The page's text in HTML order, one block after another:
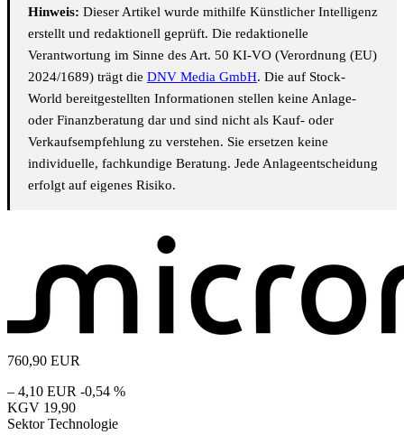
Hinweis: Dieser Artikel wurde mithilfe Künstlicher Intelligenz
erstellt und redaktionell geprüft. Die redaktionelle
Verantwortung im Sinne des Art. 50 KI-VO (Verordnung (EU)
2024/1689) trägt die DNV Media GmbH. Die auf Stock-
World bereitgestellten Informationen stellen keine Anlage-
oder Finanzberatung dar und sind nicht als Kauf- oder
Verkaufsempfehlung zu verstehen. Sie ersetzen keine
individuelle, fachkundige Beratung. Jede Anlageentscheidung
erfolgt auf eigenes Risiko.
760,90 EUR
– 4,10 EUR -0,54 %
KGV 19,90
Sektor Technologie